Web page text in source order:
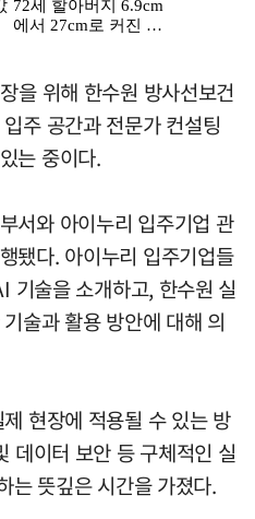
을 위해 한수원 방사선보건
주 공간과 전문가 컨설팅
는 중이다.
서와 아이누리 입주기업 관
됐다. 아이누리 입주기업들
기술을 소개하고, 한수원 실
술과 활용 방안에 대해 의
현장에 적용될 수 있는 방
데이터 보안 등 구체적인 실
는 뜻깊은 시간을 가졌다.